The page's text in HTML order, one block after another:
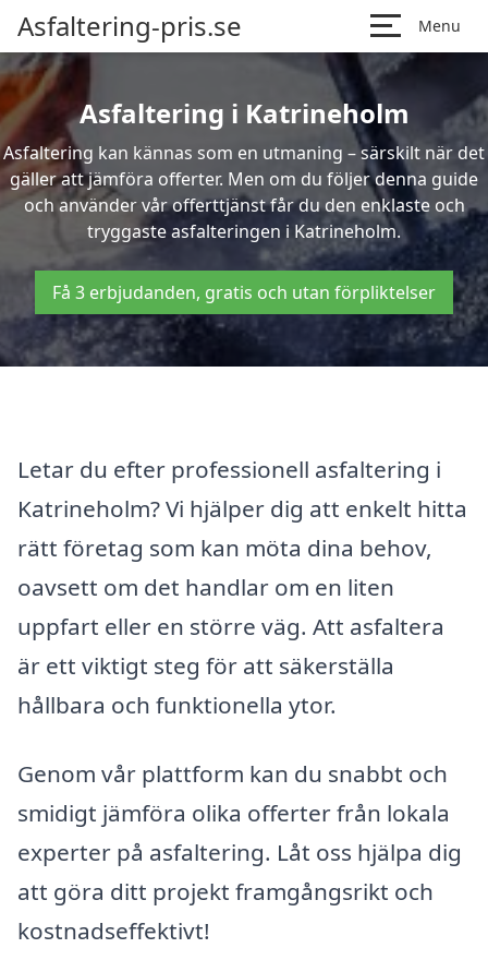
Asfaltering-pris.se Menu
Asfaltering i Katrineholm
Asfaltering kan kännas som en utmaning – särskilt när det
gäller att jämföra offerter. Men om du följer denna guide
och använder vår offerttjänst får du den enklaste och
tryggaste asfalteringen i Katrineholm.
Få 3 erbjudanden, gratis och utan förpliktelser
Letar du efter professionell asfaltering i
Katrineholm? Vi hjälper dig att enkelt hitta
rätt företag som kan möta dina behov,
oavsett om det handlar om en liten
uppfart eller en större väg. Att asfaltera
är ett viktigt steg för att säkerställa
hållbara och funktionella ytor.
Genom vår plattform kan du snabbt och
smidigt jämföra olika offerter från lokala
experter på asfaltering. Låt oss hjälpa dig
att göra ditt projekt framgångsrikt och
kostnadseffektivt!